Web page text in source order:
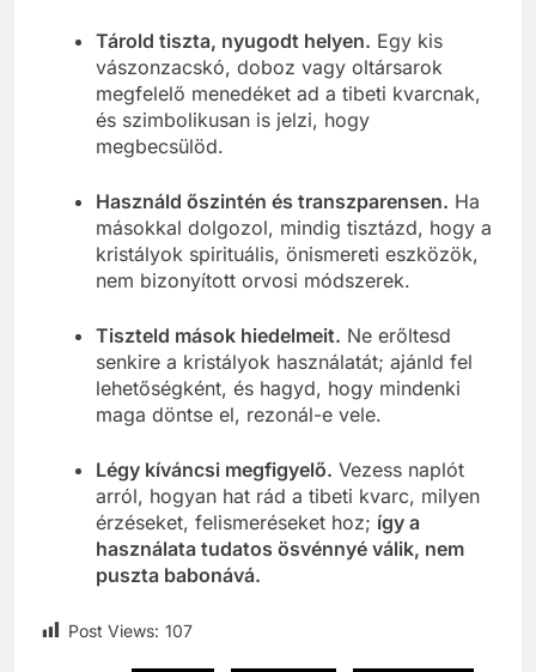
Tárold tiszta, nyugodt helyen. Egy kis
vászonzacskó, doboz vagy oltársarok
megfelelő menedéket ad a tibeti kvarcnak,
és szimbolikusan is jelzi, hogy
megbecsülöd.
Használd őszintén és transzparensen. Ha
másokkal dolgozol, mindig tisztázd, hogy a
kristályok spirituális, önismereti eszközök,
nem bizonyított orvosi módszerek.
Tiszteld mások hiedelmeit. Ne erőltesd
senkire a kristályok használatát; ajánld fel
lehetőségként, és hagyd, hogy mindenki
maga döntse el, rezonál-e vele.
Légy kíváncsi megfigyelő. Vezess naplót
arról, hogyan hat rád a tibeti kvarc, milyen
érzéseket, felismeréseket hoz; így a
használata tudatos ösvénnyé válik, nem
puszta babonává.
Post Views: 107